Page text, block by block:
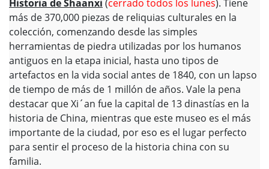
Historia de Shaanxi (cerrado todos los lunes). Tiene
más de 370,000 piezas de reliquias culturales en la
colección, comenzando desde las simples
herramientas de piedra utilizadas por los humanos
antiguos en la etapa inicial, hasta uno tipos de
artefactos en la vida social antes de 1840, con un lapso
de tiempo de más de 1 millón de años. Vale la pena
destacar que Xi´an fue la capital de 13 dinastías en la
historia de China, mientras que este museo es el más
importante de la ciudad, por eso es el lugar perfecto
para sentir el proceso de la historia china con su
familia.